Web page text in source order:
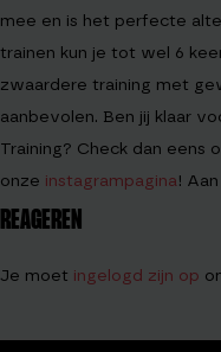
mee en is het perfecte
trainen kun je tot wel 6
zwaardere training met
aanbevolen. Ben jij klaar
Training? Check dan eens
onze instagrampagina!
REAGEREN
Je moet ingelogd zijn op